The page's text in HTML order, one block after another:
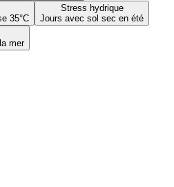
35°C
Stress hydrique
Jours avec sol sec en été
mer